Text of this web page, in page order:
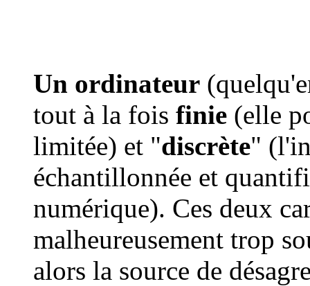
Un ordinateur
tout à la fois finie (elle
limitée) et "discrète"
échantillonnée et
numérique). Ces deux
malheureusement trop
alors la source de